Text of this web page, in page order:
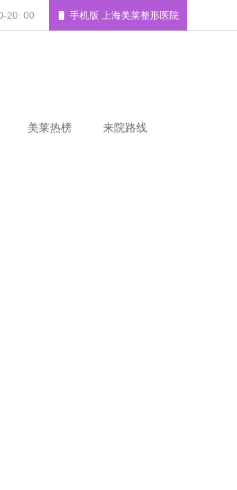
手机版 上海美莱整形医院
20: 00
美莱热榜 来院路线